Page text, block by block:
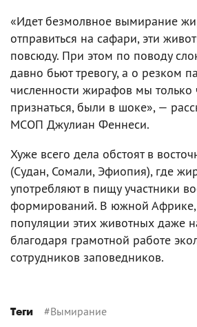
«Идет безмолвное вымирание
отправиться на сафари, эти
повсюду. При этом по поводу
давно бьют тревогу, а о резком
численности жирафов мы только
признаться, были в шоке», —
МСОП Джулиан Феннеси.
Хуже всего дела обстоят в
(Судан, Сомали, Эфиопия), где
употребляют в пищу участники
формирований. В южной Африке,
популяции этих животных даже
благодаря грамотной работе
сотрудников заповедников.
Теги #Вымирание